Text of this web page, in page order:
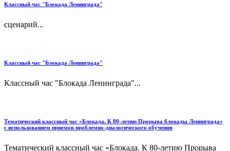
Классный час "Блокада Ленинграда"
сценарий...
Классный час "Блокада Ленинграда"
Классный час "Блокада Ленинграда"...
Тематический классный час «Блокада. К 80-летию Прорыва блокады Ленинграда»
с использованием приемов проблемно-диалогического обучения
Тематический классный час «Блокада. К 80-летию Прорыва